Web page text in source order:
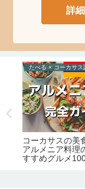
詳
とらべる × ジョージ
ジョージアの観
180ヶ所ぜんぶ
エリア別｜定番